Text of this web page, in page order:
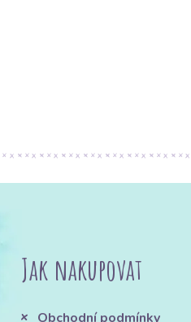
Jak nakupovat
Obchodní podmínky